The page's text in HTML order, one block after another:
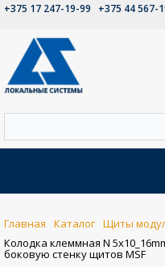
+375 17 247-19-99 +375 44 567-
Главная Каталог Щиты
Колодка клеммная N
боковую стенку щитов MSF